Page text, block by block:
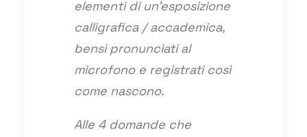
elementi di un’esposizione
calligrafica / accademica,
bensì pronunciati al
microfono e registrati così
come nascono.
Alle 4 domande che